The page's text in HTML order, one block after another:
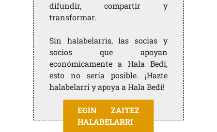
difundir, compartir y
transformar.
Sin halabelarris, las socias y
socios que apoyan
económicamente a Hala Bedi,
esto no sería posible. ¡Hazte
halabelarri y apoya a Hala Bedi!
EGIN ZAITEZ
HALABELARRI